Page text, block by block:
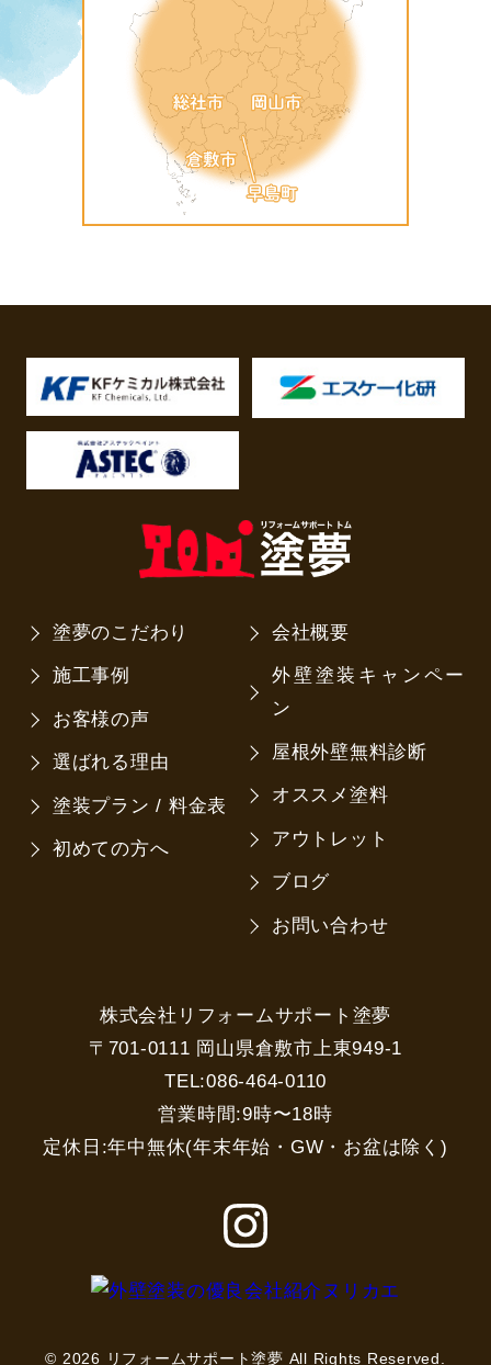
塗夢のこだわり
施工事例
お客様の声
選ばれる理由
塗装プラン / 料金表
初めての方へ
会社概要
外壁塗装キャンペー
ン
屋根外壁無料診断
オススメ塗料
アウトレット
ブログ
お問い合わせ
株式会社リフォームサポート塗夢
〒701-0111 岡山県倉敷市上東949-1
TEL:086-464-0110
営業時間:9時〜18時
定休日:年中無休(年末年始・GW・お盆は除く)
© 2026 リフォームサポート塗夢 All Rights Reserved.